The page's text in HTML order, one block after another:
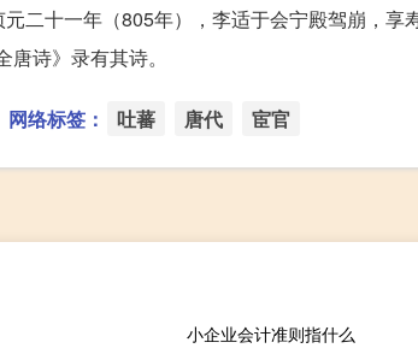
二十一年（805年），李适于会宁殿驾崩，
诗》录有其诗。
网络标签： 吐蕃 唐代 宦官
小企业会计准则指什么